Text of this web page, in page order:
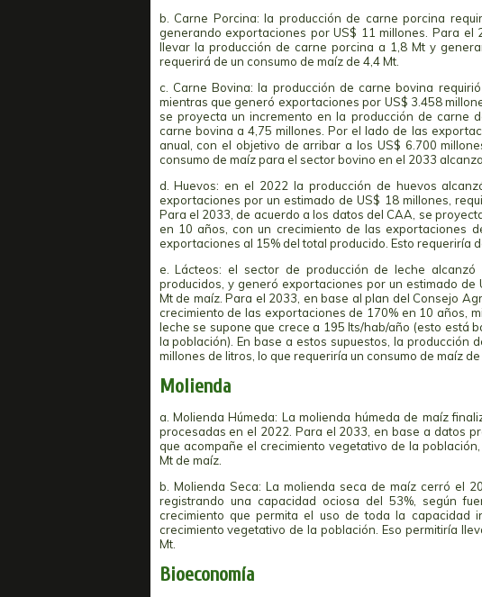
b. Carne Porcina: la producción de carne porcina
generando exportaciones por US$ 11 millones. Para
llevar la producción de carne porcina a 1,8 Mt y
requerirá de un consumo de maíz de 4,4 Mt.
c. Carne Bovina: la producción de carne bovina
mientras que generó exportaciones por US$ 3.458
se proyecta un incremento en la producción de carne
carne bovina a 4,75 millones. Por el lado de las
anual, con el objetivo de arribar a los US$ 6.700
consumo de maíz para el sector bovino en el 2033
d. Huevos: en el 2022 la producción de huevos
exportaciones por un estimado de US$ 18 millones,
Para el 2033, de acuerdo a los datos del CAA, se
en 10 años, con un crecimiento de las exportaciones
exportaciones al 15% del total producido. Esto requeriría
e. Lácteos: el sector de producción de leche
producidos, y generó exportaciones por un estimado de
Mt de maíz. Para el 2033, en base al plan del Consejo
crecimiento de las exportaciones de 170% en 10 años,
leche se supone que crece a 195 lts/hab/año (esto está
la población). En base a estos supuestos, la producción
millones de litros, lo que requeriría un consumo de maíz de
Molienda
a. Molienda Húmeda: La molienda húmeda de maíz
procesadas en el 2022. Para el 2033, en base a datos
que acompañe el crecimiento vegetativo de la
Mt de maíz.
b. Molienda Seca: La molienda seca de maíz cerró el
registrando una capacidad ociosa del 53%, según
crecimiento que permita el uso de toda la capacidad
crecimiento vegetativo de la población. Eso permitiría
Mt.
Bioeconomía